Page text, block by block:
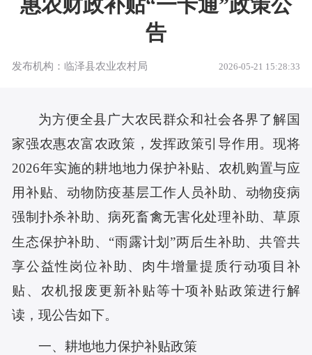
惠农财政补贴“一卡通”政策公
告
发布机构：临泽县农业农村局 2026-05-21 15:28:33
为方便全县广大农民群众和社会各界了解国
家强农惠农富农政策，发挥政策引导作用。现将
2026年实施的耕地地力保护补贴、农机购置与应
用补贴、动物防疫基层工作人员补助、动物疫病
强制扑杀补助、病死畜禽无害化处理补助、草原
生态保护补助、“雨露计划”两后生补助、共管共
享公益性岗位补助、肉牛增量提质行动项目补
贴、 农机报废更新补贴等十项补贴政策进行解
读，现公告如下。
一、耕地地力保护补贴政策